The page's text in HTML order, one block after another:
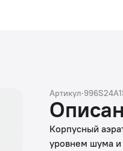
Артикул·
Корпусный
уровнем шума и